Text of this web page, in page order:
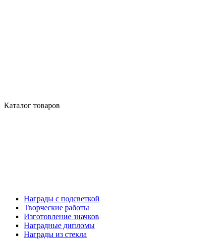
Каталог товаров
Награды с подсветкой
Творческие работы
Изготовление значков
Наградные дипломы
Награды из стекла